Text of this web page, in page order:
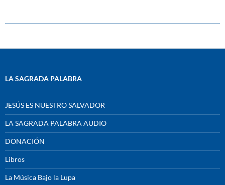
LA SAGRADA PALABRA
JESÚS ES NUESTRO SALVADOR
LA SAGRADA PALABRA AUDIO
DONACIÓN
Libros
La Música Bajo la Lupa